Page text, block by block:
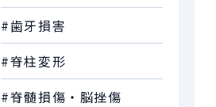
#歯牙損害
#脊柱変形
#脊髄損傷・脳挫傷